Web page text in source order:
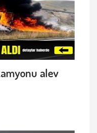
alev